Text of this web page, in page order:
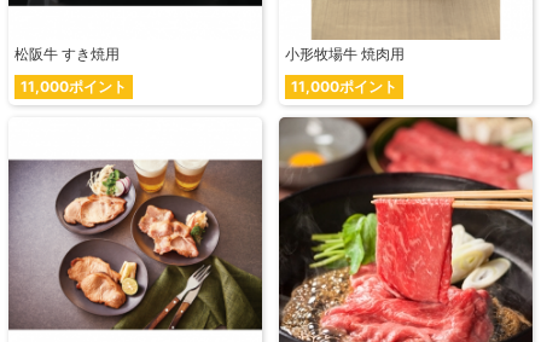
松阪牛 すき焼用
11,000ポイント
小形牧場牛 焼肉用
11,000ポイント